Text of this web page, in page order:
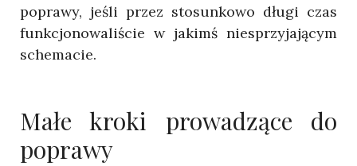
poprawy, jeśli przez stosunkowo długi czas
funkcjonowaliście w jakimś niesprzyjającym
schemacie.
Małe kroki prowadzące do
poprawy